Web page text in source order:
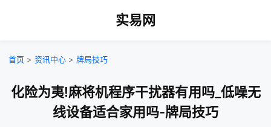
实易网
首页 > 资讯中心 > 牌局技巧
化险为夷!麻将机程序干扰器有用吗_低噪无
线设备适合家用吗-牌局技巧